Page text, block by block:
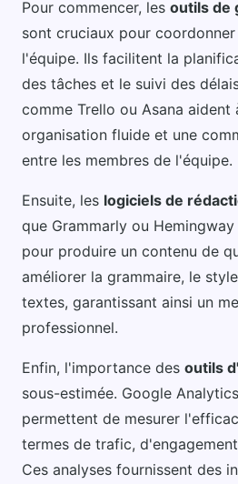
Pour commencer, les outils de
sont cruciaux pour
l'équipe. Ils facilitent la
des tâches et le suivi des
comme Trello ou Asana aident
organisation fluide et une
entre les membres de l'équipe.
Ensuite, les logiciels de
que Grammarly ou
pour produire un contenu de
améliorer la grammaire, le
textes, garantissant ainsi un
professionnel.
Enfin, l'importance des outils
sous-estimée. Google
permettent de mesurer
termes de trafic,
Ces analyses fournissent des